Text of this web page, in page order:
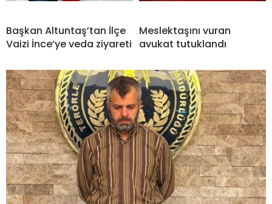
Başkan Altuntaş’tan İlçe
Vaizi İnce’ye veda ziyareti
Meslektaşını vuran
avukat tutuklandı